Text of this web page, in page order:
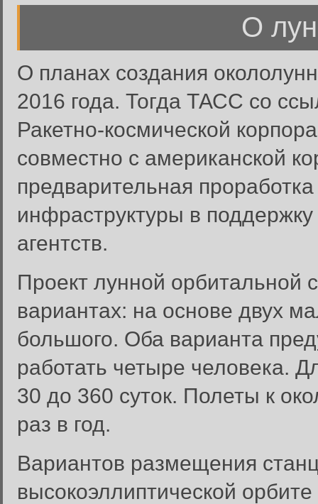
О
О планах создания
2016 года. Тогда ТАСС со
Ракетно-космической
совместно с американской
предварительная
инфраструктуры в
агентств.
Проект лунной орбитальной
вариантах: на основе двух
большого. Оба варианта
работать четыре человека.
30 до 360 суток. Полеты к
раз в год.
Вариантов размещения
высокоэллиптической